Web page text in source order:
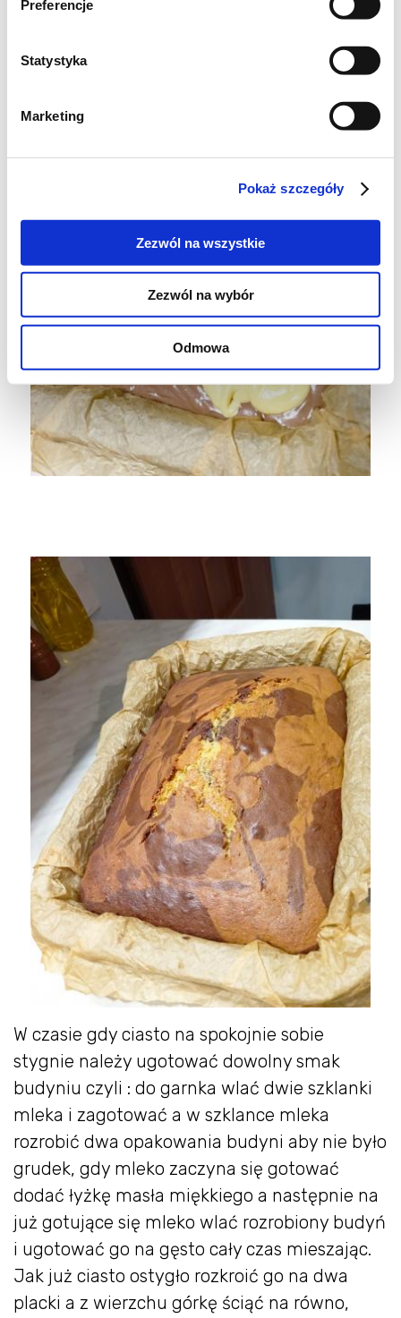
Preferencje
Statystyka
Marketing
Pokaż szczegóły
Zezwól na wszystkie
Zezwól na wybór
Odmowa
W czasie gdy ciasto na spokojnie sobie
stygnie należy ugotować dowolny smak
budyniu czyli : do garnka wlać dwie szklanki
mleka i zagotować a w szklance mleka
rozrobić dwa opakowania budyni aby nie było
grudek, gdy mleko zaczyna się gotować
dodać łyżkę masła miękkiego a następnie na
już gotujące się mleko wlać rozrobiony budyń
i ugotować go na gęsto cały czas mieszając.
Jak już ciasto ostygło rozkroić go na dwa
placki a z wierzchu górkę ściąć na równo,